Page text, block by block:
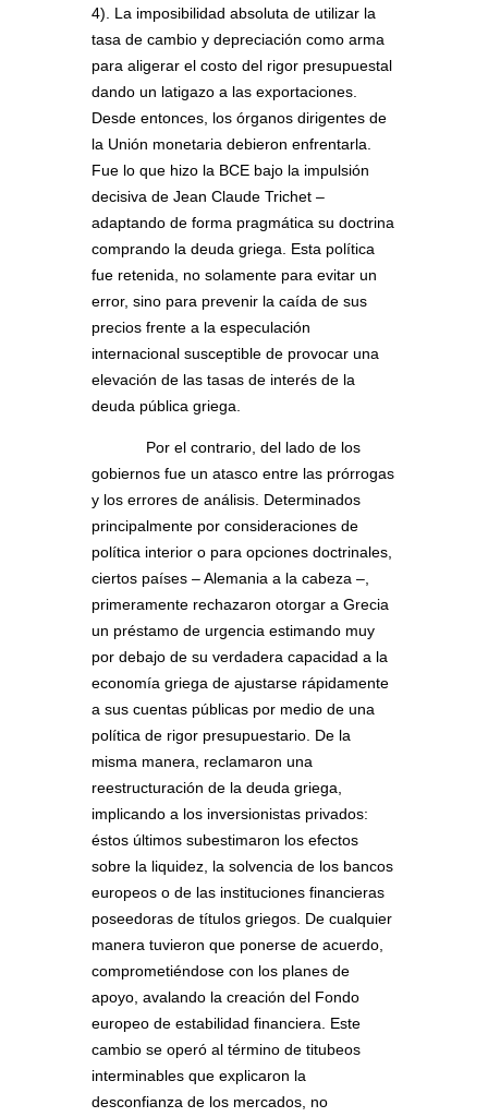
4). La imposibilidad absoluta de utilizar la
tasa de cambio y depreciación como arma
para aligerar el costo del rigor presupuestal
dando un latigazo a las exportaciones.
Desde entonces, los órganos dirigentes de
la Unión monetaria debieron enfrentarla.
Fue lo que hizo la BCE bajo la impulsión
decisiva de Jean Claude Trichet –
adaptando de forma pragmática su doctrina
comprando la deuda griega. Esta política
fue retenida, no solamente para evitar un
error, sino para prevenir la caída de sus
precios frente a la especulación
internacional susceptible de provocar una
elevación de las tasas de interés de la
deuda pública griega.
Por el contrario, del lado de los
gobiernos fue un atasco entre las prórrogas
y los errores de análisis. Determinados
principalmente por consideraciones de
política interior o para opciones doctrinales,
ciertos países – Alemania a la cabeza –,
primeramente rechazaron otorgar a Grecia
un préstamo de urgencia estimando muy
por debajo de su verdadera capacidad a la
economía griega de ajustarse rápidamente
a sus cuentas públicas por medio de una
política de rigor presupuestario. De la
misma manera, reclamaron una
reestructuración de la deuda griega,
implicando a los inversionistas privados:
éstos últimos subestimaron los efectos
sobre la liquidez, la solvencia de los bancos
europeos o de las instituciones financieras
poseedoras de títulos griegos. De cualquier
manera tuvieron que ponerse de acuerdo,
comprometiéndose con los planes de
apoyo, avalando la creación del Fondo
europeo de estabilidad financiera. Este
cambio se operó al término de titubeos
interminables que explicaron la
desconfianza de los mercados, no